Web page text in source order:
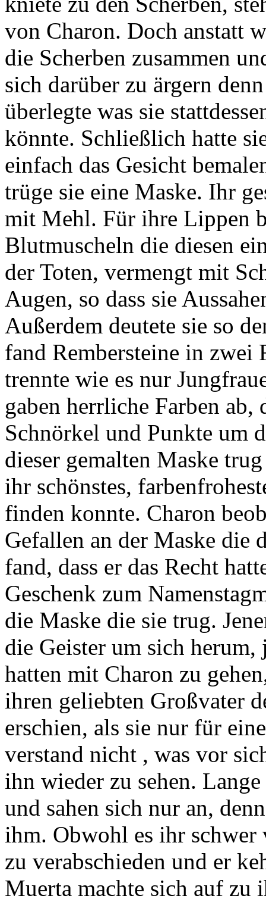
von Charon. Doch anstatt
die Scherben zusammen
sich darüber zu ärgern
überlegte was sie
könnte. Schließlich hatte
einfach das Gesicht
trüge sie eine Maske. Ihr
mit Mehl. Für ihre Lippen
Blutmuscheln die diesen
der Toten, vermengt mit
Augen, so dass sie
Außerdem deutete sie so
fand Rembersteine in zwei
trennte wie es nur
gaben herrliche Farben
Schnörkel und Punkte um
dieser gemalten Maske
ihr schönstes,
finden konnte. Charon
Gefallen an der Maske die
fand, dass er das Recht
Geschenk zum
die Maske die sie trug.
die Geister um sich herum,
hatten mit Charon zu
ihren geliebten Großvater
erschien, als sie nur für
verstand nicht , was vor
ihn wieder zu sehen.
und sahen sich nur an,
ihm. Obwohl es ihr schwer
zu verabschieden und er
Muerta machte sich auf zu